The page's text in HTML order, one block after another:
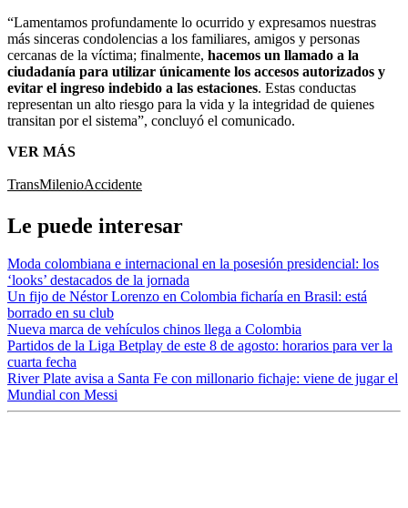
“Lamentamos profundamente lo ocurrido y expresamos nuestras
más sinceras condolencias a los familiares, amigos y personas
cercanas de la víctima; finalmente, hacemos un llamado a la
ciudadanía para utilizar únicamente los accesos autorizados y
evitar el ingreso indebido a las estaciones. Estas conductas
representan un alto riesgo para la vida y la integridad de quienes
transitan por el sistema”, concluyó el comunicado.
VER MÁS
TransMilenioAccidente
Le puede interesar
Moda colombiana e internacional en la posesión presidencial: los
‘looks’ destacados de la jornada
Un fijo de Néstor Lorenzo en Colombia ficharía en Brasil: está
borrado en su club
Nueva marca de vehículos chinos llega a Colombia
Partidos de la Liga Betplay de este 8 de agosto: horarios para ver la
cuarta fecha
River Plate avisa a Santa Fe con millonario fichaje: viene de jugar el
Mundial con Messi